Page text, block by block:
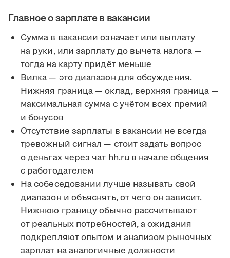
Главное о зарплате в вакансии
Сумма в вакансии означает или выплату
на руки, или зарплату до вычета налога —
тогда на карту придёт меньше
Вилка — это диапазон для обсуждения.
Нижняя граница — оклад, верхняя граница —
максимальная сумма с учётом всех премий
и бонусов
Отсутствие зарплаты в вакансии не всегда
тревожный сигнал — стоит задать вопрос
о деньгах через чат hh.ru в начале общения
с работодателем
На собеседовании лучше называть свой
диапазон и объяснять, от чего он зависит.
Нижнюю границу обычно рассчитывают
от реальных потребностей, а ожидания
подкрепляют опытом и анализом рыночных
зарплат на аналогичные должности